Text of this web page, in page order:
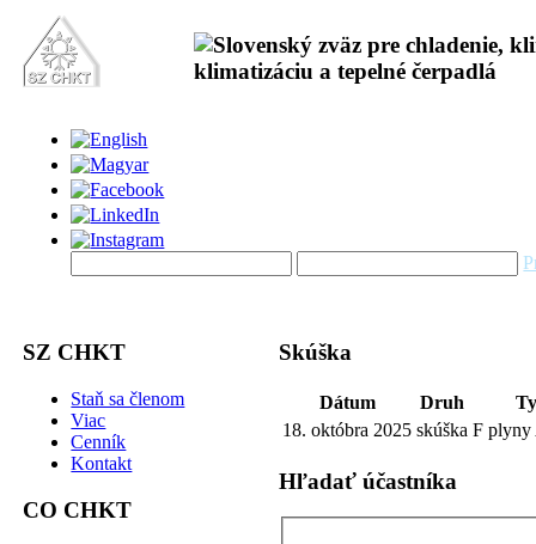
SZ CHKT
Staň sa členom
Viac
Cenník
Kontakt
CO CHKT
Skúška
Dátum Druh
18. októbra 2025 skúška F plyny
Hľadať účastníka